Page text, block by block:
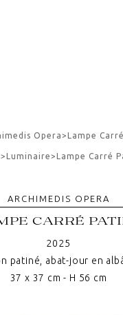
Opera>Lampe
>Luminaire>Lampe Carré
ARCHIMEDIS OPERA
CARRÉ
2025
patiné, abat-jour en
37 x 37 cm - H 56 cm